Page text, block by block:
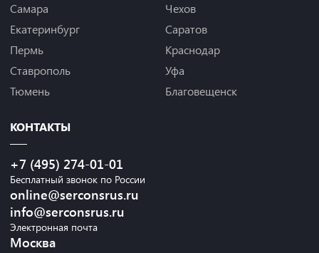
Самара
Екатеринбург
Пермь
Ставрополь
Тюмень
Чехов
Саратов
Краснодар
Уфа
Благовещенск
КОНТАКТЫ
+7 (495) 274-01-01
Бесплатный звонок по России
online@serconsrus.ru
info@serconsrus.ru
Электронная почта
Москва